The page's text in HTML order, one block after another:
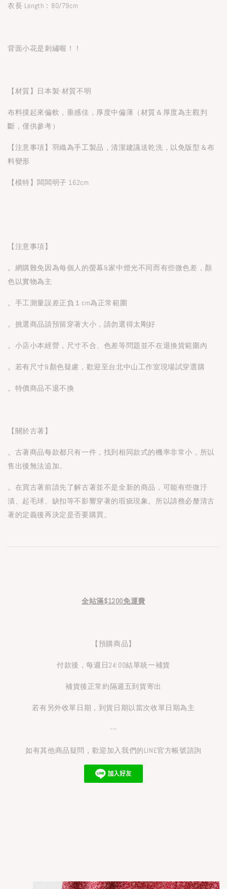
衣長 Length：80/79cm
背面小花是刺繡喔！！
【材質】日本製-材質不明
布料摸起來偏軟，垂感佳，厚度中偏薄（材質＆厚度為主觀判
斷，僅供參考）
【注意事項】羽織為手工製品，清潔建議送乾洗，以免版型＆布
料變形
【模特】闆闆明子 162cm
【注意事項】
。網購難免因為每個人的螢幕&家中燈光不同而有些微色差，顏
色以實物為主
。手工測量誤差正負１cm為正常範圍
。挑選商品請預留穿著大小，請勿選得太剛好
。小店小本經營，尺寸不合、色差等問題並不在退換貨範圍內
。若有尺寸&顏色疑慮，歡迎至台北中山工作室現場試穿選購
。特價商品不退不換
【關於古著】
。古著商品每款都只有一件，找到相同款式的機率非常小，所以
售出後無法追加。
。在買古著前請先了解古著並不是全新的商品，可能有些微汙
漬、起毛球、缺扣等不影響穿著的瑕疵現象。所以請務必釐清古
著的定義後再決定是否要購買。
全站滿$1200免運費
【預購商品】
付款後，每週日24:00結單統一補貨
補貨後正常約隔週五到貨寄出
若有另外收單日期，到貨日期以當次收單日期為主
---
如有其他商品疑問，歡迎加入我們的LINE官方帳號諮詢